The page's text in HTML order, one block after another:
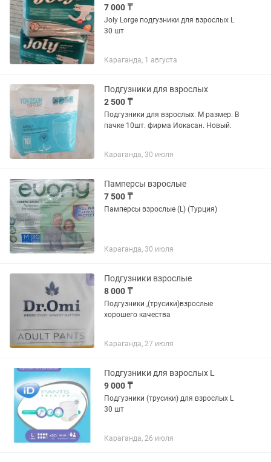
7 000 ₸
Joly Lorge подгузники для взрослых L
30 шт
Караганда, 1 августа
Подгузники для взрослых
2 500 ₸
Подгузники для взрослых. М размер. В
пачке 10шт. фирма Иокасан. Новый.
Караганда, 30 июля
Памперсы взрослые
7 500 ₸
Памперсы взрослые (L) (Турция)
Караганда, 30 июля
Подгузники взрослые
8 000 ₸
Подгузники ,(трусики)взрослые
хорошего качества
Караганда, 27 июля
Подгузники для взрослых L
9 000 ₸
Подгузники (трусики) для взрослых L
30 шт
Караганда, 26 июля